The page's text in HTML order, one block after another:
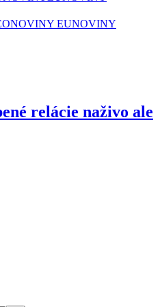
EUNOVINY
relácie naživo ale